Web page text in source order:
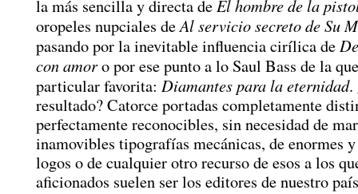
la más sencilla y directa de El hombre de la
oropeles nupciales deAl servicio secreto de Su
pasando por la inevitable influencia cirílica de
con amoro por ese punto a lo Saul Bass de la
particular favorita: Diamantes para la eternidad.
resultado? Catorce portadas completamente
perfectamente reconocibles, sin necesidad de
inamovibles tipografías mecánicas, de enormes
logos o de cualquier otro recurso de esos a los
aficionados suelen ser los editores de nuestro